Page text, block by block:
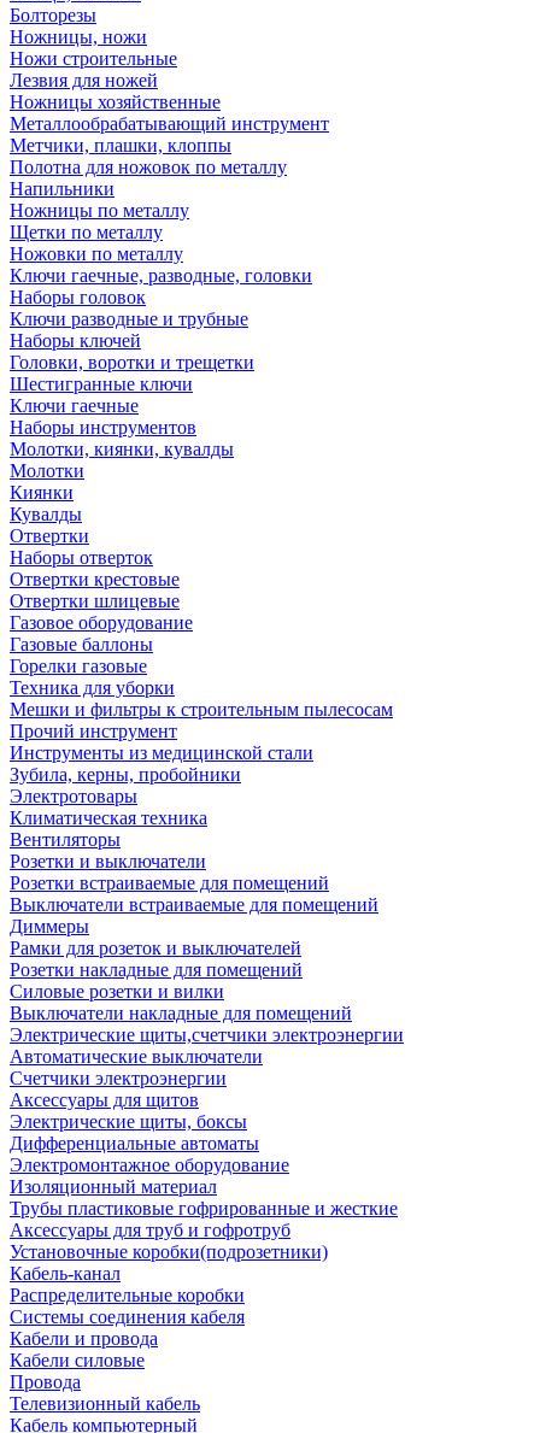
Болторезы
Ножницы, ножи
Ножи строительные
Лезвия для ножей
Ножницы хозяйственные
Металлообрабатывающий инструмент
Метчики, плашки, клоппы
Полотна для ножовок по металлу
Напильники
Ножницы по металлу
Щетки по металлу
Ножовки по металлу
Ключи гаечные, разводные, головки
Наборы головок
Ключи разводные и трубные
Наборы ключей
Головки, воротки и трещетки
Шестигранные ключи
Ключи гаечные
Наборы инструментов
Молотки, киянки, кувалды
Молотки
Киянки
Кувалды
Отвертки
Наборы отверток
Отвертки крестовые
Отвертки шлицевые
Газовое оборудование
Газовые баллоны
Горелки газовые
Техника для уборки
Мешки и фильтры к строительным пылесосам
Прочий инструмент
Инструменты из медицинской стали
Зубила, керны, пробойники
Электротовары
Климатическая техника
Вентиляторы
Розетки и выключатели
Розетки встраиваемые для помещений
Выключатели встраиваемые для помещений
Диммеры
Рамки для розеток и выключателей
Розетки накладные для помещений
Силовые розетки и вилки
Выключатели накладные для помещений
Электрические щиты,счетчики электроэнергии
Автоматические выключатели
Счетчики электроэнергии
Аксессуары для щитов
Электрические щиты, боксы
Дифференциальные автоматы
Электромонтажное оборудование
Изоляционный материал
Трубы пластиковые гофрированные и жесткие
Аксессуары для труб и гофротруб
Установочные коробки(подрозетники)
Кабель-канал
Распределительные коробки
Системы соединения кабеля
Кабели и провода
Кабели силовые
Провода
Телевизионный кабель
Кабель компьютерный